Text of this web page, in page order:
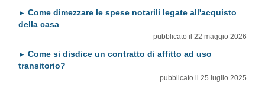
► Come dimezzare le spese notarili legate all'acquisto
della casa
pubblicato il 22 maggio 2026
► Come si disdice un contratto di affitto ad uso
transitorio?
pubblicato il 25 luglio 2025